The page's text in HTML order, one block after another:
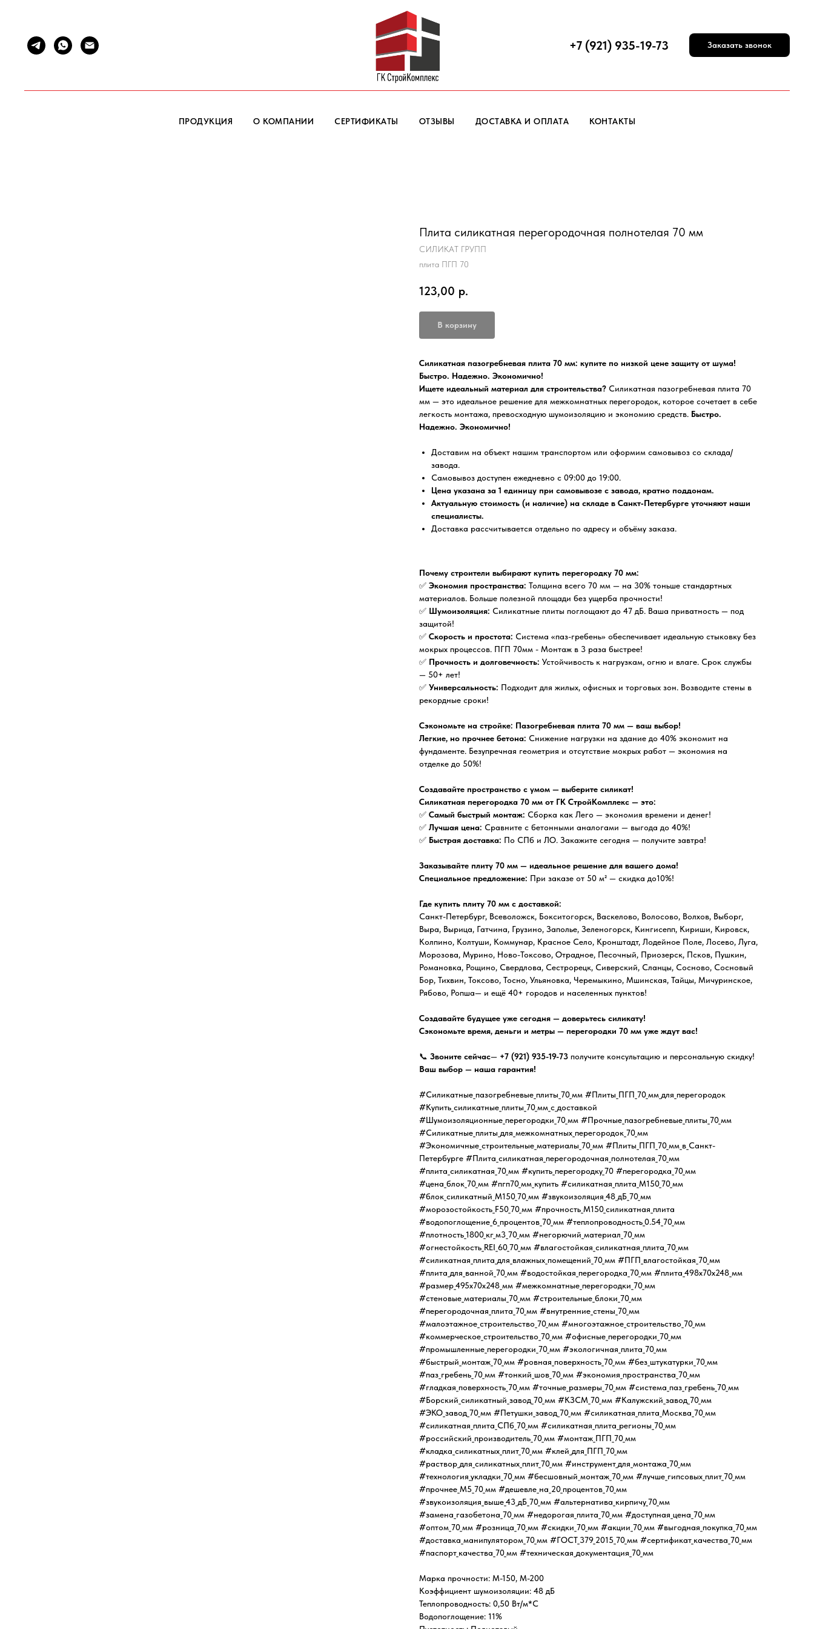
+7 (921) 935-19-73 Заказать звонок
ПРОДУКЦИЯ О КОМПАНИИ СЕРТИФИКАТЫ ОТЗЫВЫ ДОСТАВКА И ОПЛАТА КОНТАКТЫ
Плита силикатная перегородочная полнотелая 70 мм
СИЛИКАТ ГРУПП
плита ПГП 70
123,00 р.
В корзину
Силикатная пазогребневая плита 70 мм: купите по низкой цене защиту от шума!
Быстро. Надежно. Экономично!
Ищете идеальный материал для строительства? Силикатная пазогребневая плита 70
мм — это идеальное решение для межкомнатных перегородок, которое сочетает в себе
легкость монтажа, превосходную шумоизоляцию и экономию средств. Быстро.
Надежно. Экономично!
Доставим на объект нашим транспортом или оформим самовывоз со склада/
завода.
Самовывоз доступен ежедневно с 09:00 до 19:00.
Цена указана за 1 единицу при самовывозе с завода, кратно поддонам.
Актуальную стоимость (и наличие) на складе в Санкт‑Петербурге уточняют наши
специалисты.
Доставка рассчитывается отдельно по адресу и объёму заказа.
Почему строители выбирают купить перегородку 70 мм:
✅ Экономия пространства: Толщина всего 70 мм — на 30% тоньше стандартных
материалов. Больше полезной площади без ущерба прочности!
✅ Шумоизоляция: Силикатные плиты поглощают до 47 дБ. Ваша приватность — под
защитой!
✅ Скорость и простота: Система «паз-гребень» обеспечивает идеальную стыковку без
мокрых процессов. ПГП 70мм - Монтаж в 3 раза быстрее!
✅ Прочность и долговечность: Устойчивость к нагрузкам, огню и влаге. Срок службы
— 50+ лет!
✅ Универсальность: Подходит для жилых, офисных и торговых зон. Возводите стены в
рекордные сроки!
Сэкономьте на стройке: Пазогребневая плита 70 мм — ваш выбор!
Легкие, но прочнее бетона: Снижение нагрузки на здание до 40% экономит на
фундаменте. Безупречная геометрия и отсутствие мокрых работ — экономия на
отделке до 50%!
Создавайте пространство с умом — выберите силикат!
Силикатная перегородка 70 мм от ГК СтройКомплекс — это:
✅ Самый быстрый монтаж: Сборка как Лего — экономия времени и денег!
✅ Лучшая цена: Сравните с бетонными аналогами — выгода до 40%!
✅ Быстрая доставка: По СПб и ЛО. Закажите сегодня — получите завтра!
Заказывайте плиту 70 мм — идеальное решение для вашего дома!
Специальное предложение: При заказе от 50 м² — скидка до10%!
Где купить плиту 70 мм с доставкой:
Санкт-Петербург, Всеволожск, Бокситогорск, Васкелово, Волосово, Волхов, Выборг,
Выра, Вырица, Гатчина, Грузино, Заполье, Зеленогорск, Кингисепп, Кириши, Кировск,
Колпино, Колтуши, Коммунар, Красное Село, Кронштадт, Лодейное Поле, Лосево, Луга,
Морозова, Мурино, Ново-Токсово, Отрадное, Песочный, Приозерск, Псков, Пушкин,
Романовка, Рощино, Свердлова, Сестрорецк, Сиверский, Сланцы, Сосново, Сосновый
Бор, Тихвин, Токсово, Тосно, Ульяновка, Черемыкино, Мшинская, Тайцы, Мичуринское,
Рябово, Ропша— и ещё 40+ городов и населенных пунктов!
Создавайте будущее уже сегодня — доверьтесь силикату!
Сэкономьте время, деньги и метры — перегородки 70 мм уже ждут вас!
📞 Звоните сейчас— +7 (921) 935-19-73 получите консультацию и персональную скидку!
Ваш выбор — наша гарантия!
#Силикатные_пазогребневые_плиты_70_мм #Плиты_ПГП_70_мм_для_перегородок
#Купить_силикатные_плиты_70_мм_с_доставкой
#Шумоизоляционные_перегородки_70_мм #Прочные_пазогребневые_плиты_70_мм
#Силикатные_плиты_для_межкомнатных_перегородок_70_мм
#Экономичные_строительные_материалы_70_мм #Плиты_ПГП_70_мм_в_Санкт-
Петербурге #Плита_силикатная_перегородочная_полнотелая_70_мм
#плита_силикатная_70_мм #купить_перегородку_70 #перегородка_70_мм
#цена_блок_70_мм #пгп70_мм_купить #силикатная_плита_М150_70_мм
#блок_силикатный_М150_70_мм #звукоизоляция_48_дБ_70_мм
#морозостойкость_F50_70_мм #прочность_М150_силикатная_плита
#водопоглощение_6_процентов_70_мм #теплопроводность_0.54_70_мм
#плотность_1800_кг_м3_70_мм #негорючий_материал_70_мм
#огнестойкость_REI_60_70_мм #влагостойкая_силикатная_плита_70_мм
#силикатная_плита_для_влажных_помещений_70_мм #ПГП_влагостойкая_70_мм
#плита_для_ванной_70_мм #водостойкая_перегородка_70_мм #плита_498х70х248_мм
#размер_495х70х248_мм #межкомнатные_перегородки_70_мм
#стеновые_материалы_70_мм #строительные_блоки_70_мм
#перегородочная_плита_70_мм #внутренние_стены_70_мм
#малоэтажное_строительство_70_мм #многоэтажное_строительство_70_мм
#коммерческое_строительство_70_мм #офисные_перегородки_70_мм
#промышленные_перегородки_70_мм #экологичная_плита_70_мм
#быстрый_монтаж_70_мм #ровная_поверхность_70_мм #без_штукатурки_70_мм
#паз_гребень_70_мм #тонкий_шов_70_мм #экономия_пространства_70_мм
#гладкая_поверхность_70_мм #точные_размеры_70_мм #система_паз_гребень_70_мм
#Борский_силикатный_завод_70_мм #КЗСМ_70_мм #Калужский_завод_70_мм
#ЭКО_завод_70_мм #Петушки_завод_70_мм #силикатная_плита_Москва_70_мм
#силикатная_плита_СПб_70_мм #силикатная_плита_регионы_70_мм
#российский_производитель_70_мм #монтаж_ПГП_70_мм
#кладка_силикатных_плит_70_мм #клей_для_ПГП_70_мм
#раствор_для_силикатных_плит_70_мм #инструмент_для_монтажа_70_мм
#технология_укладки_70_мм #бесшовный_монтаж_70_мм #лучше_гипсовых_плит_70_мм
#прочнее_М5_70_мм #дешевле_на_20_процентов_70_мм
#звукоизоляция_выше_43_дБ_70_мм #альтернатива_кирпичу_70_мм
#замена_газобетона_70_мм #недорогая_плита_70_мм #доступная_цена_70_мм
#оптом_70_мм #розница_70_мм #скидки_70_мм #акции_70_мм #выгодная_покупка_70_мм
#доставка_манипулятором_70_мм #ГОСТ_379_2015_70_мм #сертификат_качества_70_мм
#паспорт_качества_70_мм #техническая_документация_70_мм
Марка прочности: М-150, М-200
Коэффициент шумоизоляции: 48 дБ
Теплопроводность: 0,50 Вт/м*С
Водопоглощение: 11%